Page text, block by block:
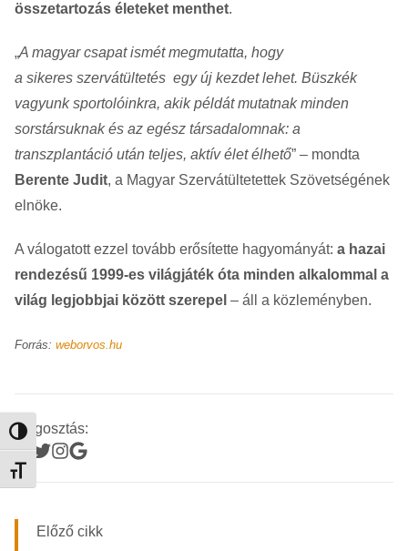
Nagy kontraszt váltása
Betűméret váltása
összetartozás életeket menthet.
„A magyar csapat ismét megmutatta, hogy
a sikeres szervátültetés egy új kezdet lehet. Büszkék
vagyunk sportolóinkra, akik példát mutatnak minden
sorstársuknak és az egész társadalomnak: a
transzplantáció után teljes, aktív élet élhető” – mondta
Berente Judit, a Magyar Szervátültetettek Szövetségének
elnöke.
A válogatott ezzel tovább erősítette hagyományát: a hazai
rendezésű 1999-es világjáték óta minden alkalommal a
világ legjobbjai között szerepel – áll a közleményben.
Forrás: weborvos.hu
Megosztás:
Előző cikk